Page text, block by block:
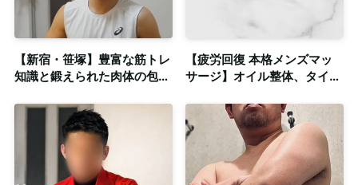
【新宿・笹塚】豊富な筋トレ
知識と鍛えられた肉体の包容
ラピスト◎個室完備
【疲労回復 本格メンズマッ
サージ】オイル整体、タイ古
のある個室も完備